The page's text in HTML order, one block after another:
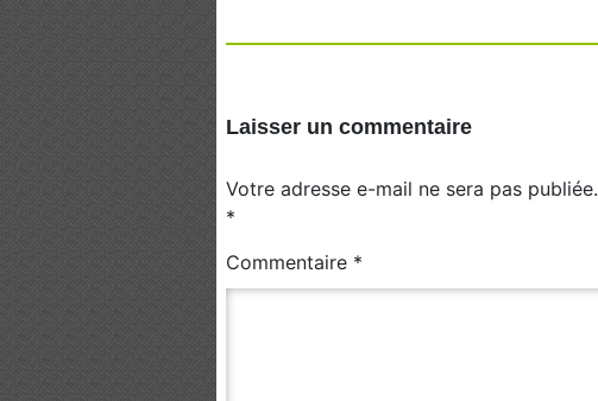
Laisser un commentaire
Votre adresse e-mail ne sera pas publiée.
*
Commentaire *